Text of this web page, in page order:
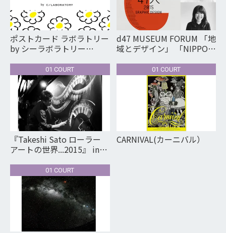
ポストカード ラボラトリー
by シーラボラトリー
by C/LABORATORY ポスト
カード人気調査&販売会
d47 MUSEUM FORUM 「地
域とデザイン」 「NIPPON
DESIGN」展 関連イベント
01 COURT
『Takeshi Sato ローラー
アートの世界...2015』 in
01 COURT
CARNIVAL(カーニバル）
01 COURT